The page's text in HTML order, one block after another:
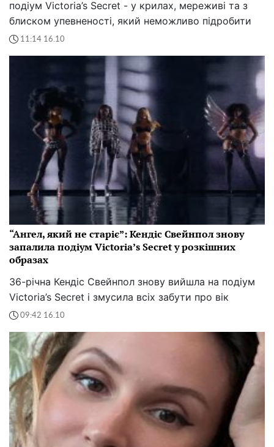
подіум Victoria’s Secret - у крилах, мереживі та з
блиском упевненості, який неможливо підробити
11:14 16.10
“Ангел, який не старіє”: Кендіс Свейнпол знову
запалила подіум Victoria’s Secret у розкішних
образах
36-річна Кендіс Свейнпол знову вийшла на подіум
Victoria’s Secret і змусила всіх забути про вік
09:42 16.10